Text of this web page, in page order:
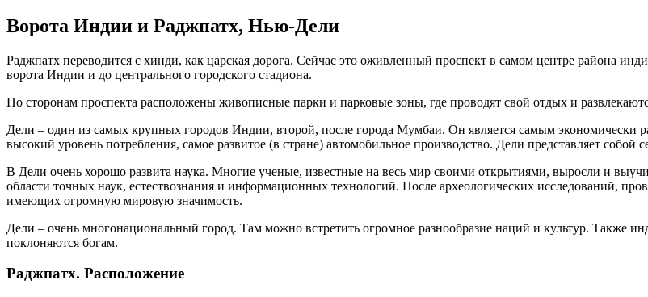
Ворота Индии и Раджпатх, Нью-Дели
Раджпатх переводится с хинди, как царская дорога. Сейчас это оживленный проспект в самом центре района
ворота Индии и до центрального городского стадиона.
По сторонам проспекта расположены живописные парки и парковые зоны, где проводят свой отдых и
Дели – один из самых крупных городов Индии, второй, после города Мумбаи. Он является самым экономически
высокий уровень потребления, самое развитое (в стране) автомобильное производство. Дели представляет собой
В Дели очень хорошо развита наука. Многие ученые, известные на весь мир своими открытиями, выросли и
области точных наук, естествознания и информационных технологий. После археологических исследований,
имеющих огромную мировую значимость.
Дели – очень многонациональный город. Там можно встретить огромное разнообразие наций и культур. Также
поклоняются богам.
Раджпатх. Расположение